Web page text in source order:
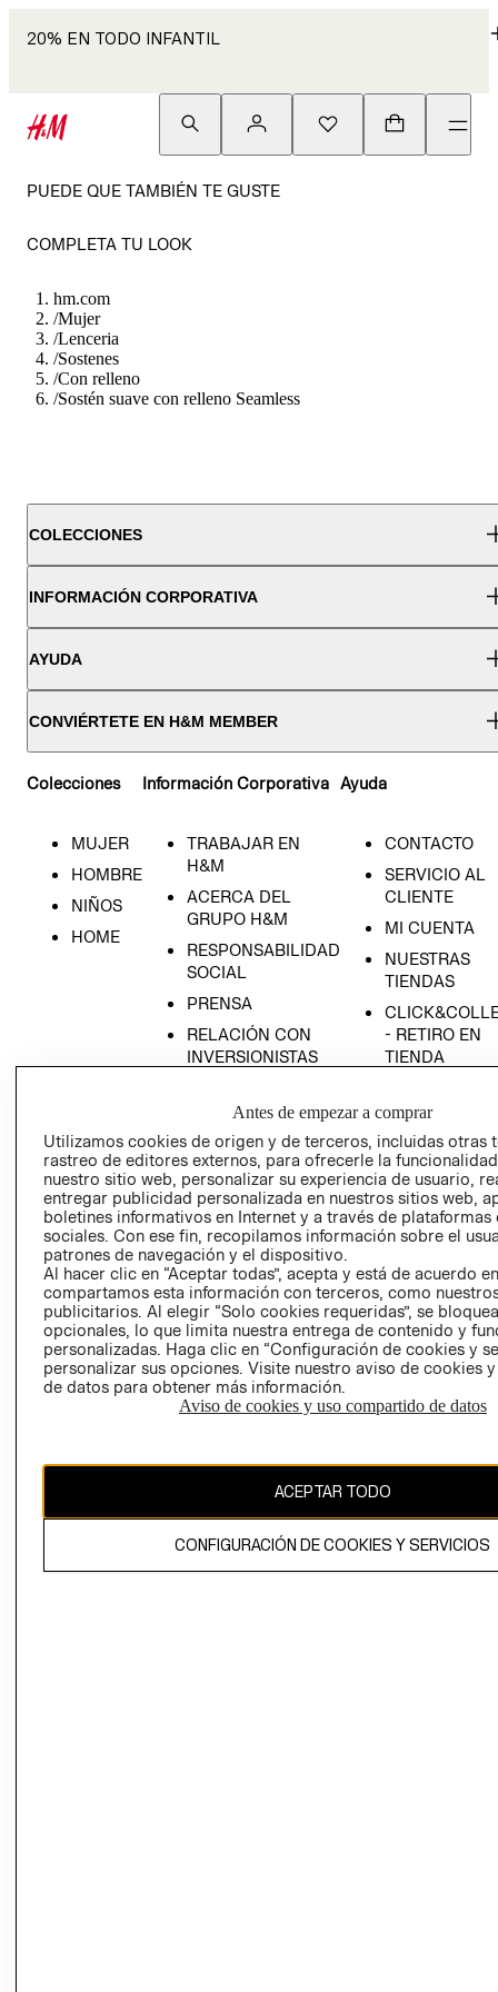
20% EN TODO INFANTIL
PUEDE QUE TAMBIÉN TE GUSTE
COMPLETA TU LOOK
hm.com
/Mujer
/Lenceria
/Sostenes
/Con relleno
/Sostén suave con relleno Seamless
COLECCIONES
INFORMACIÓN CORPORATIVA
AYUDA
CONVIÉRTETE EN H&M MEMBER
Colecciones
MUJER
HOMBRE
NIÑOS
HOME
Información Corporativa
TRABAJAR EN
H&M
ACERCA DEL
GRUPO H&M
RESPONSABILIDAD
SOCIAL
PRENSA
RELACIÓN CON
INVERSIONISTAS
EMPRESARIAL
Ayuda
CONTACTO
SERVICIO AL
CLIENTE
MI CUENTA
NUESTRAS
TIENDAS
- RETIRO EN
TIENDA
CONDICIONES
AVISO DE
PRIVACIDAD
GIFT CARD
AVISO DE
COOKIES
El contenido de esta página web está protegido por copyright y es
Antes de empezar a comprar
Utilizamos cookies de origen y de terceros, incluidas otras
rastreo de editores externos, para ofrecerle la
nuestro sitio web, personalizar su experiencia de usuario,
entregar publicidad personalizada en nuestros sitios web,
boletines informativos en Internet y a través de plataformas
sociales. Con ese fin, recopilamos información sobre el
patrones de navegación y el dispositivo.
Al hacer clic en “Aceptar todas”, acepta y está de acuerdo
compartamos esta información con terceros, como
publicitarios. Al elegir “Solo cookies requeridas”, se
opcionales, lo que limita nuestra entrega de contenido y
personalizadas. Haga clic en “Configuración de cookies y
personalizar sus opciones. Visite nuestro aviso de cookies
de datos para obtener más información.
Aviso de cookies y uso compartido de datos
ACEPTAR TODO
CONFIGURACIÓN DE COOKIES Y SERVICIOS